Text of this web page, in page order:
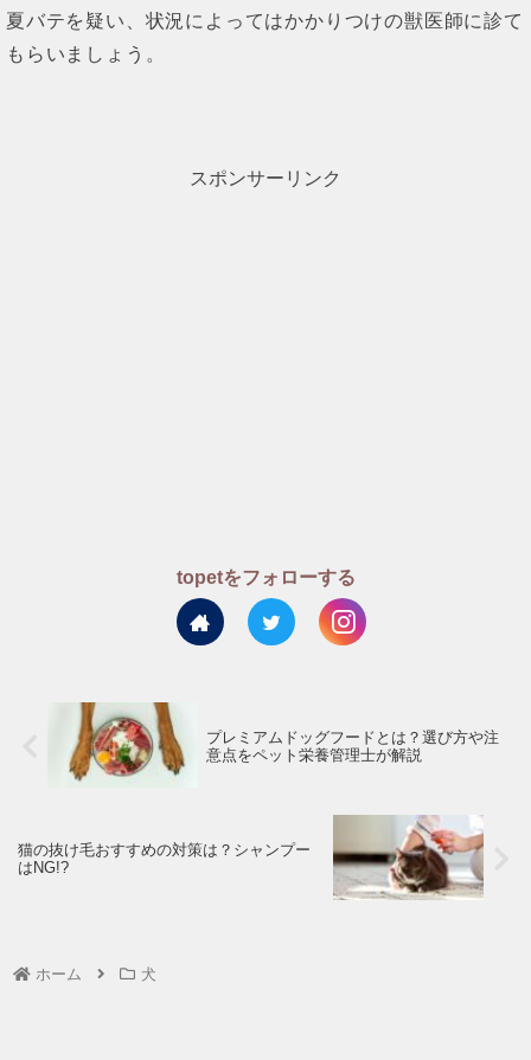
夏バテを疑い、状況によってはかかりつけの獣医師に診て
もらいましょう。
スポンサーリンク
topetをフォローする
プレミアムドッグフードとは？選び方や注
意点をペット栄養管理士が解説
猫の抜け毛おすすめの対策は？シャンプー
はNG!?
ホーム 犬